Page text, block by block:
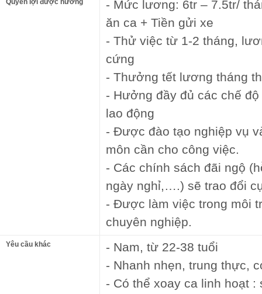
Quyền lợi được hưởng
- Mức lương: 6tr – 7.5tr/
ăn ca + Tiền gửi xe
- Thử việc từ 1-2 tháng,
cứng
- Thưởng tết lương tháng
- Hưởng đầy đủ các chế
lao động
- Được đào tạo nghiệp vụ
môn cần cho công việc.
- Các chính sách đãi ngộ
ngày nghỉ,….) sẽ trao đổi
- Được làm việc trong môi
chuyên nghiệp.
Yêu cầu khác
- Nam, từ 22-38 tuổi
- Nhanh nhẹn, trung thực,
- Có thể xoay ca linh hoạt :